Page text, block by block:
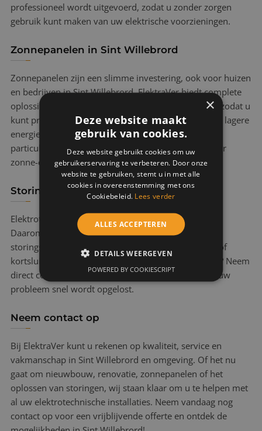
professioneel wordt uitgevoerd, zodat u zonder zorgen
gebruik kunt maken van uw elektrische voorzieningen.
Zonnepanelen in Sint Willebrord
Zonnepanelen zijn een slimme investering, ook voor huizen
en bedrijven in Sint Willebrord. ElektraVer biedt complete
oplossingen voor het installeren van zonnepanelen, zodat u
kunt profiteren van duurzaam opgewekte energie en lagere
energiekosten. In Sint Willebrord helpen wij zowel
particulieren als zakelijke klanten bij de overstap naar
zonne-energie.
Storingsdienst in Sint Willebrord
Elektrotechnische storingen komen altijd ongelegen.
Daarom biedt ElektraVer in Sint Willebrord een 24/7
storingsdienst voor snelle hulp bij stroomstoringen of
kortsluitingen. Heeft u in Sint Willebrord een storing? Neem
direct contact met ons op, en wij zorgen ervoor dat uw
probleem snel wordt opgelost.
Neem contact op
Bij ElektraVer kunt u rekenen op kwaliteit, service en
vakmanschap in Sint Willebrord en omgeving. Of het nu
gaat om nieuwbouw, renovatie, zonnepanelen of het
oplossen van storingen, wij staan klaar om u te helpen met
al uw elektrotechnische installaties. Neem vandaag nog
contact op voor een vrijblijvende offerte en ontdek de
×
Deze website maakt
gebruik van cookies.
Deze website gebruikt cookies om uw
gebruikerservaring te verbeteren. Door onze
website te gebruiken, stemt u in met alle
cookies in overeenstemming met ons
Cookiebeleid. Lees verder
ALLES ACCEPTEREN
DETAILS WEERGEVEN
POWERED BY COOKIESCRIPT